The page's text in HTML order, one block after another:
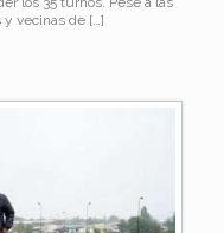
vecinas de […]